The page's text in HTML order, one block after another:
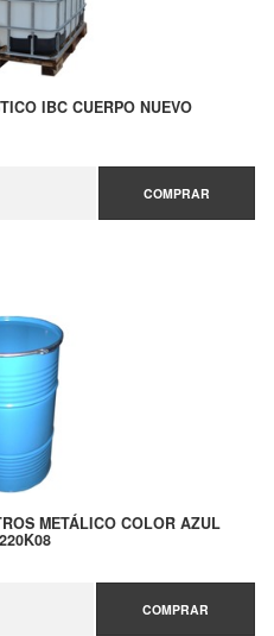
IBC CUERPO NUEVO
COMPRAR
METÁLICO COLOR AZUL
COMPRAR